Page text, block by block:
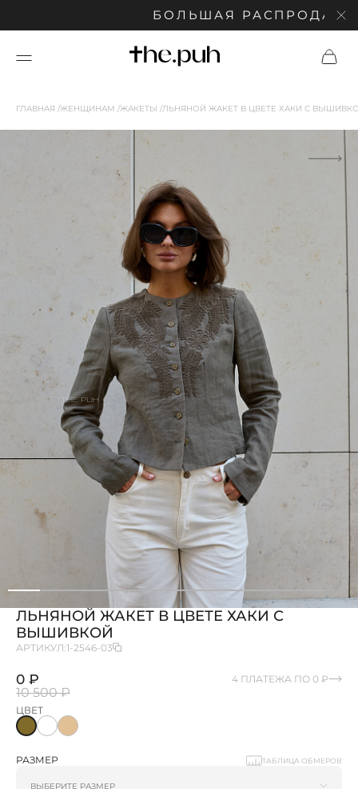
БОЛЬШАЯ РАСПРОДАЖА:
ГЛАВНАЯ ЖЕНЩИНАМ ЖАКЕТЫ ЛЬНЯНОЙ ЖАКЕТ В ЦВЕТЕ ХАКИ С
ЛЬНЯНОЙ ЖАКЕТ В ЦВЕТЕ ХАКИ С
ВЫШИВКОЙ
АРТИКУЛ:1-2546-03
0 ₽
10 500 ₽
4 ПЛАТЕЖА ПО 0 ₽
ЦВЕТ
РАЗМЕР ТАБЛИЦА ОБМЕРОВ